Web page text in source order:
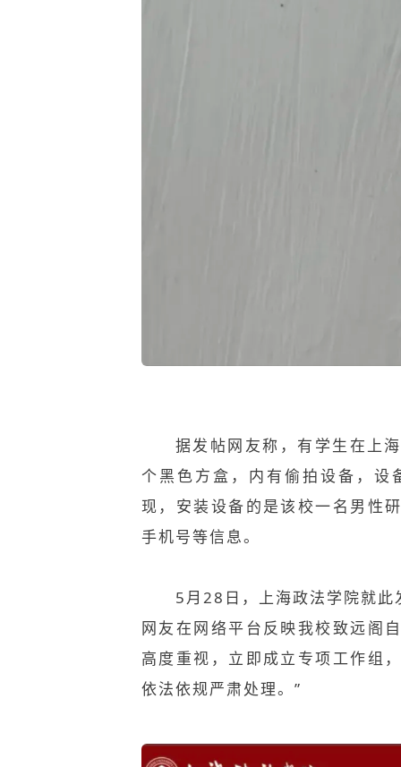
据发帖网友称，有学生在上
个黑色方盒，内有偷拍设备，
现，安装设备的是该校一名男性
手机号等信息。
5月28日， 上海政法学院就
网友在网络平台反映我校致远阁
高度重视，立即成立专项工作组
依法依规严肃处理。”